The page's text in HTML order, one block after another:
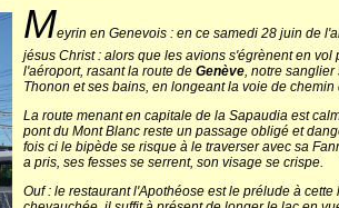
Meyrin en Genevois : en ce samedi 28 juin de
jésus Christ : alors que les avions s'égrènent en vol
l'aéroport, rasant la route de Genève, notre sanglier
Thonon et ses bains, en longeant la voie de chemin
La route menant en capitale de la Sapaudia est
pont du Mont Blanc reste un passage obligé et
fois ci le bipède se risque à le traverser avec sa
a pris, ses fesses se serrent, son visage se crispe.
Ouf : le restaurant l'Apothéose est le prélude à cette